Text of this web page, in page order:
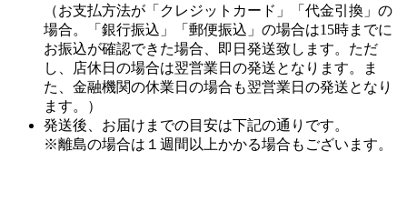
（お支払方法が「クレジットカード」「代金引換」の
場合。「銀行振込」「郵便振込」の場合は15時までに
お振込が確認できた場合、即日発送致します。ただ
し、店休日の場合は翌営業日の発送となります。ま
た、金融機関の休業日の場合も翌営業日の発送となり
ます。）
発送後、お届けまでの目安は下記の通りです。
※離島の場合は１週間以上かかる場合もございます。